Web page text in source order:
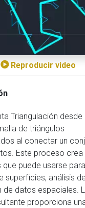
Reproducir video
Triangulación desde
de triángulos
al conectar un
Este proceso crea
que puede usarse para
superficies, análisis
de datos espaciales.
proporciona